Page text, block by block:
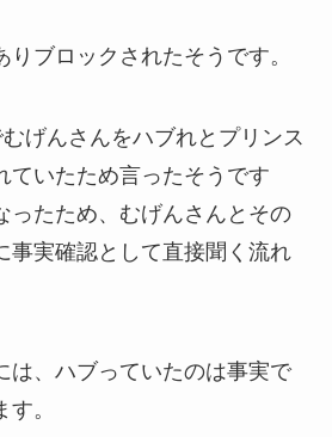
ブロックされたそうです。
げんさんをハブれとプリンス
ていたため言ったそうです
ったため、むげんさんとその
事実確認として直接聞く流れ
は、ハブっていたのは事実で
。